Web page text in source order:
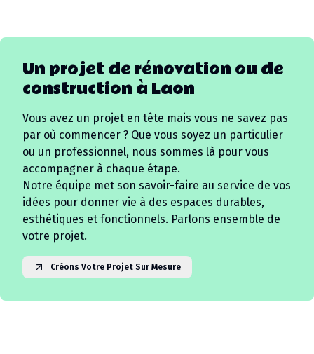
Un projet de rénovation ou de
construction à Laon
Vous avez un projet en tête mais vous ne savez pas
par où commencer ? Que vous soyez un particulier
ou un professionnel, nous sommes là pour vous
accompagner à chaque étape.
Notre équipe met son savoir-faire au service de vos
idées pour donner vie à des espaces durables,
esthétiques et fonctionnels. Parlons ensemble de
votre projet.
Créons Votre Projet Sur Mesure